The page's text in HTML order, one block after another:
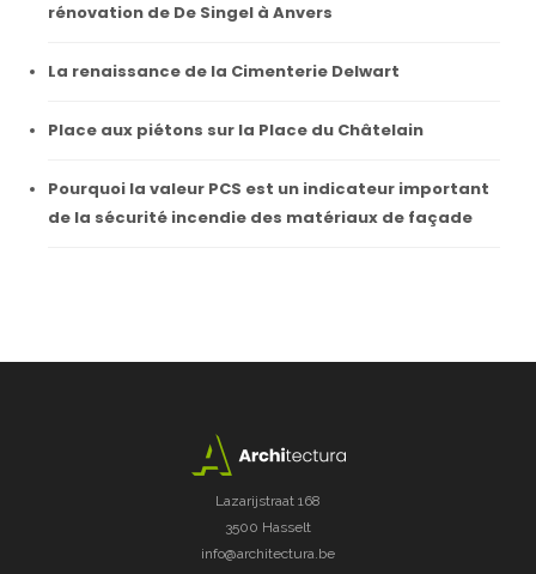
rénovation de De Singel à Anvers
La renaissance de la Cimenterie Delwart
Place aux piétons sur la Place du Châtelain
Pourquoi la valeur PCS est un indicateur important
de la sécurité incendie des matériaux de façade
Lazarijstraat 168
3500 Hasselt
info@architectura.be